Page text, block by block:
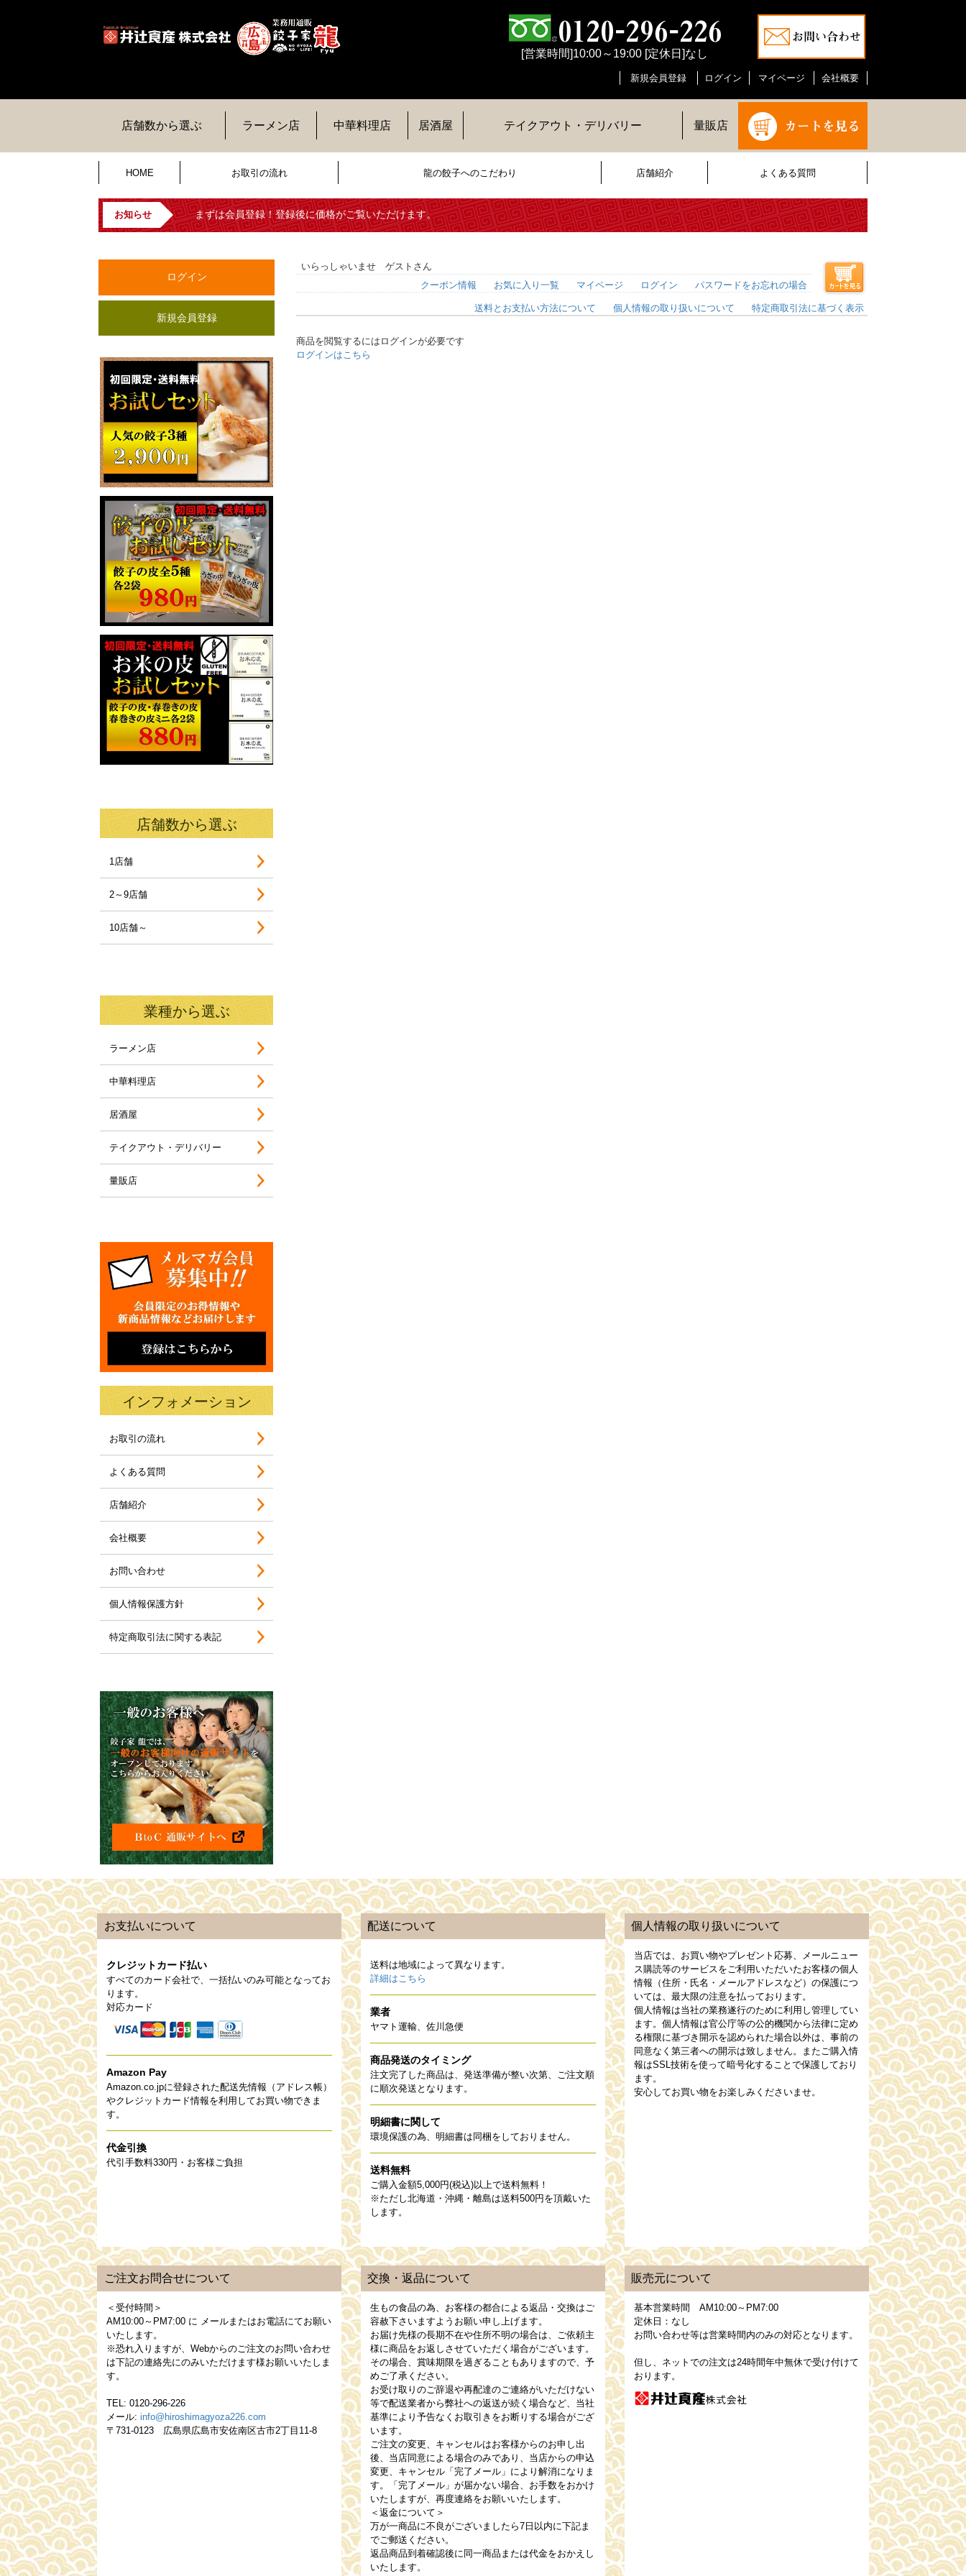
[営業時間]10:00～19:00 [定休日]なし
新規会員登録 ログイン マイページ 会社概要
店舗数から選ぶ ラーメン店 中華料理店 居酒屋 テイクアウト・デリバリー 量販店
HOME お取引の流れ 龍の餃子へのこだわり 店舗紹介 よくある質問
お知らせ まずは会員登録！登録後に価格がご覧いただけます。
いらっしゃいませ ゲストさん
クーポン情報
お気に入り一覧 マイページ ログイン パスワードをお忘れの場合
送料とお支払い方法について 個人情報の取り扱いについて 特定商取引法に基づく表示
商品を閲覧するにはログインが必要です
ログインはこちら
ログイン
新規会員登録
店舗数から選ぶ
1店舗
2～9店舗
10店舗～
業種から選ぶ
ラーメン店
中華料理店
居酒屋
テイクアウト・デリバリー
量販店
インフォメーション
お取引の流れ
よくある質問
店舗紹介
会社概要
お問い合わせ
個人情報保護方針
特定商取引法に関する表記
お支払いについて
クレジットカード払い
すべてのカード会社で、一括払いのみ可能となってお
ります。
対応カード
Amazon Pay
Amazon.co.jpに登録された配送先情報（アドレス帳）
やクレジットカード情報を利用してお買い物できま
す。
代金引換
代引手数料330円・お客様ご負担
配送について
送料は地域によって異なります。
詳細はこちら
業者
ヤマト運輸、佐川急便
商品発送のタイミング
注文完了した商品は、発送準備が整い次第、ご注文順
に順次発送となります。
明細書に関して
環境保護の為、明細書は同梱をしておりません。
送料無料
ご購入金額5,000円(税込)以上で送料無料！
※ただし北海道・沖縄・離島は送料500円を頂戴いた
します。
個人情報の取り扱いについて
当店では、お買い物やプレゼント応募、メールニュー
ス購読等のサービスをご利用いただいたお客様の個人
情報（住所・氏名・メールアドレスなど）の保護につ
いては、最大限の注意を払っております。
個人情報は当社の業務遂行のために利用し管理してい
ます。個人情報は官公庁等の公的機関から法律に定め
る権限に基づき開示を認められた場合以外は、事前の
同意なく第三者への開示は致しません。またご購入情
報はSSL技術を使って暗号化することで保護しており
ます。
安心してお買い物をお楽しみくださいませ。
ご注文お問合せについて
＜受付時間＞
AM10:00～PM7:00 に メールまたはお電話にてお願い
いたします。
※恐れ入りますが、Webからのご注文のお問い合わせ
は下記の連絡先にのみいただけます様お願いいたしま
す。
TEL: 0120-296-226
メール:info@hiroshimagyoza226.com
〒731-0123 広島県広島市安佐南区古市2丁目11-8
交換・返品について
生もの食品の為、お客様の都合による返品・交換はご
容赦下さいますようお願い申し上げます。
お届け先様の長期不在や住所不明の場合は、ご依頼主
様に商品をお返しさせていただく場合がございます。
その場合、賞味期限を過ぎることもありますので、予
めご了承ください。
お受け取りのご辞退や再配達のご連絡がいただけない
等で配送業者から弊社への返送が続く場合など、当社
基準により予告なくお取引きをお断りする場合がござ
います。
ご注文の変更、キャンセルはお客様からのお申し出
後、当店同意による場合のみであり、当店からの申込
変更、キャンセル「完了メール」により解消になりま
す。「完了メール」が届かない場合、お手数をおかけ
いたしますが、再度連絡をお願いいたします。
＜返金について＞
万が一商品に不良がございましたら7日以内に下記ま
でご郵送ください。
返品商品到着確認後に同一商品または代金をおかえし
いたします。
販売元について
基本営業時間 AM10:00～PM7:00
定休日：なし
お問い合わせ等は営業時間内のみの対応となります。
但し、ネットでの注文は24時間年中無休で受け付けて
おります。